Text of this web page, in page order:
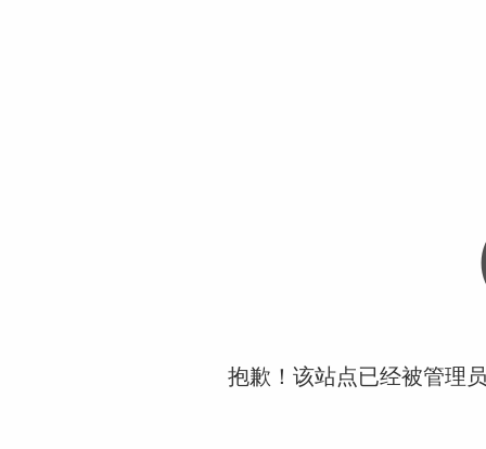
抱歉！该站点已经被管理